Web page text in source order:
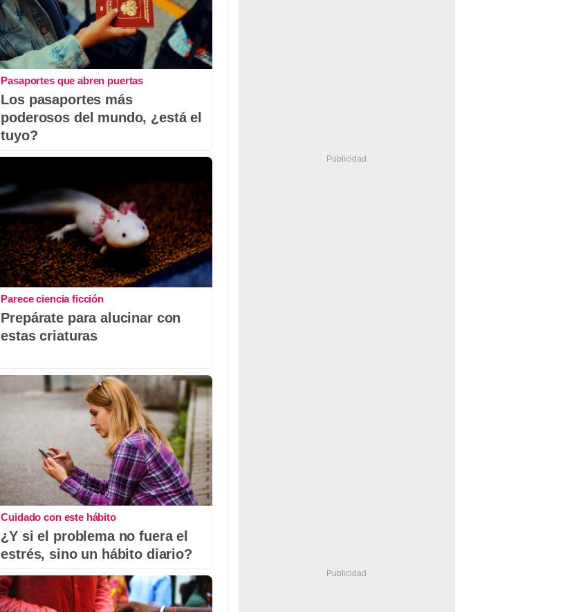
Pasaportes que abren puertas
Los pasaportes más
poderosos del mundo, ¿está el
tuyo?
Parece ciencia ficción
Prepárate para alucinar con
estas criaturas
Cuidado con este hábito
¿Y si el problema no fuera el
estrés, sino un hábito diario?